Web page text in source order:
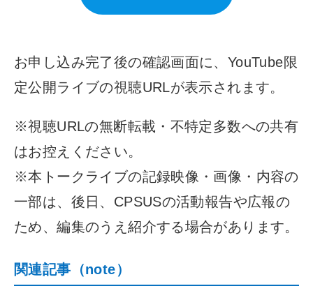
お申し込み完了後の確認画面に、YouTube限
定公開ライブの視聴URLが表示されます。
※視聴URLの無断転載・不特定多数への共有
はお控えください。
※本トークライブの記録映像・画像・内容の
一部は、後日、CPSUSの活動報告や広報の
ため、編集のうえ紹介する場合があります。
関連記事（note）